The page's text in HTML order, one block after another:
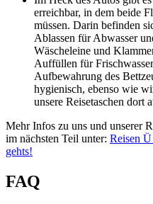
erreichbar, in dem beide
müssen. Darin befinden
Ablassen für Abwasser
Wäscheleine und
Auffüllen für
Aufbewahrung des
hygienisch, ebenso wie
unsere Reisetaschen dort
Mehr Infos zu uns und unserer
im nächsten Teil unter: Reisen
gehts!
FAQ